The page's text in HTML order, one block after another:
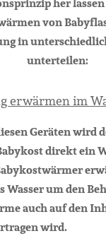
von
in
unterteilen:
erwärmen im
Geräten wird
direkt ein
Wasser um den
auch auf den
wird.